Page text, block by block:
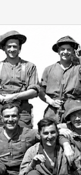
hasard
(barre latérale)